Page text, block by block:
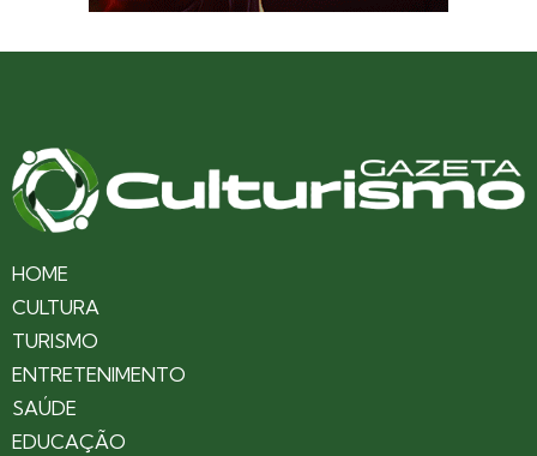
HOME
CULTURA
TURISMO
ENTRETENIMENTO
SAÚDE
EDUCAÇÃO